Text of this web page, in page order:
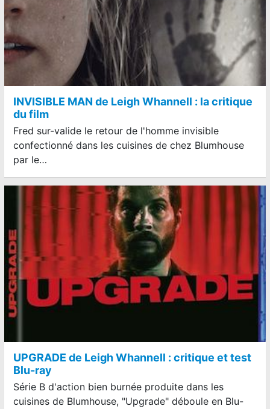
INVISIBLE MAN de Leigh Whannell : la critique
du film
Fred sur-valide le retour de l'homme invisible
confectionné dans les cuisines de chez Blumhouse
par le…
UPGRADE de Leigh Whannell : critique et test
Blu-ray
Série B d'action bien burnée produite dans les
cuisines de Blumhouse, "Upgrade" déboule en Blu-